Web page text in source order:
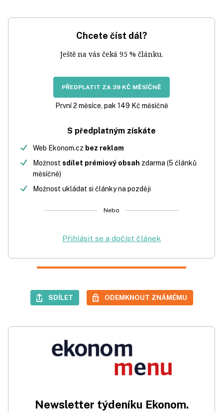
Chcete číst dál?
Ještě na vás čeká 95 % článku.
PŘEDPLATIT ZA 39 KČ MĚSÍČNĚ
První 2 měsíce, pak 149 Kč měsíčně
S předplatným získáte
Web Ekonom.cz bez reklam
Možnost sdílet prémiový obsah zdarma (5 článků
měsíčně)
Možnost ukládat si články na později
Nebo
Přihlásit se a dočíst článek
SDÍLET ODEMKNOUT ZNÁMÉMU
Newsletter týdeníku Ekonom.